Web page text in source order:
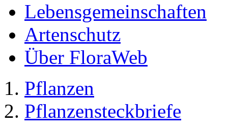
Lebensgemeinschaften
Artenschutz
Über FloraWeb
Pflanzen
Pflanzensteckbriefe